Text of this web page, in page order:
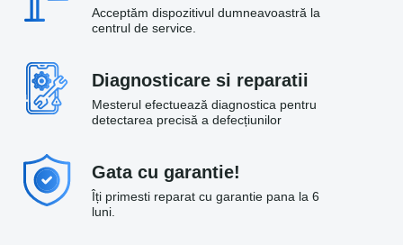
Acceptăm dispozitivul dumneavoastră la
centrul de service.
Diagnosticare si reparatii
Mesterul efectuează diagnostica pentru
detectarea precisă a defecțiunilor
Gata cu garantie!
Îți primesti reparat cu garantie pana la 6
luni.